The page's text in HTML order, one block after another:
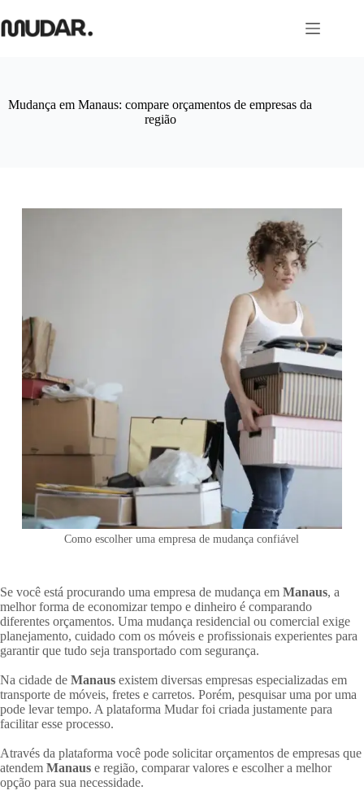
para
o
Mudança em Manaus: compare orçamentos de empresas da
região
Como escolher uma empresa de mudança confiável
Se você está procurando uma empresa de mudança em Manaus, a
melhor forma de economizar tempo e dinheiro é comparando
diferentes orçamentos. Uma mudança residencial ou comercial exige
planejamento, cuidado com os móveis e profissionais experientes para
garantir que tudo seja transportado com segurança.
Na cidade de Manaus existem diversas empresas especializadas em
transporte de móveis, fretes e carretos. Porém, pesquisar uma por uma
pode levar tempo. A plataforma Mudar foi criada justamente para
facilitar esse processo.
Através da plataforma você pode solicitar orçamentos de empresas que
atendem Manaus e região, comparar valores e escolher a melhor
opção para sua necessidade.